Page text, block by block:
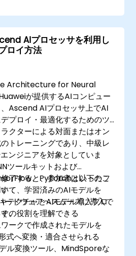
AIプロセッサを利用し
ロイ方法
Architecture for Neural
が提供するAIコンピュー
、Ascend AIプロセッサ上でAI
プロイ・最適化するためのツ
クターによる対面またはオン
トレーニングであり、中級レ
ンジニアを対象としていま
ツールキットおよび
、PyTorchといったフ
て、学習済みのAIモデルを
ドウェアへスムーズに導入で
。
了すると、参加者は以下のこ
：
テクチャとAIモデル導入プロ
の役割を理解できる
ークで作成されたモデルを
式へ変換・適合させられる
ル変換ツール、MindSporeな